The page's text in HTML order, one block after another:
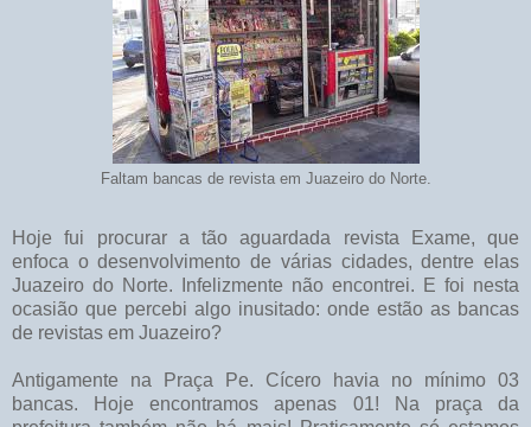
Faltam bancas de revista em Juazeiro do Norte.
Hoje fui procurar a tão aguardada revista Exame, que
enfoca o desenvolvimento de várias cidades, dentre elas
Juazeiro do Norte. Infelizmente não encontrei. E foi nesta
ocasião que percebi algo inusitado: onde estão as bancas
de revistas em Juazeiro?
Antigamente na Praça Pe. Cícero havia no mínimo 03
bancas. Hoje encontramos apenas 01! Na praça da